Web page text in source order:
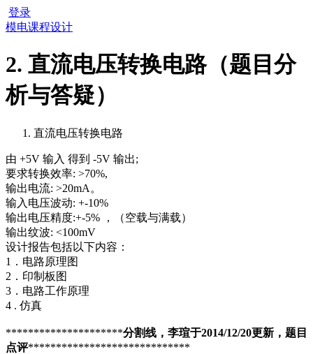
登录
模电课程设计
2. 直流电压转换电路（题目分
析与答疑）
直流电压转换电路
由 +5V 输入 得到 -5V 输出;
要求转换效率: >70%,
输出电流: >20mA。
输入电压波动: +-10%
输出电压精度:+-5% ，（空载与满载）
输出纹波: <100mV
设计报告包括以下内容：
1．电路原理图
2．印制板图
3．电路工作原理
4 . 仿真
*********************分割线，李瑄于2014/12/20更新，题目
点评*****************************